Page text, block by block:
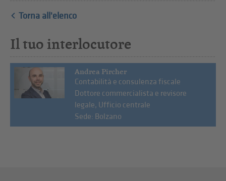
Torna all'elenco
Il tuo interlocutore
Andrea Pircher
Contabilità e consulenza fiscale
Dottore commercialista e revisore
legale, Ufficio centrale
Sede: Bolzano